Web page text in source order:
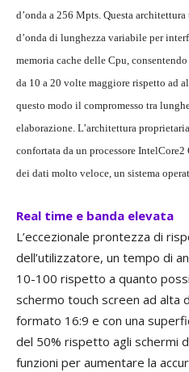
d’onda a 256 Mpts. Questa
d’onda di lunghezza variabile per
memoria cache delle Cpu,
da 10 a 20 volte maggiore rispetto ad
questo modo il compromesso tra
elaborazione. L’architettura
confortata da un processore
dei dati molto veloce, un sistema
Real time e banda elevata
L’eccezionale prontezza di
dell’utilizzatore, un tempo di
10-100 rispetto a quanto
schermo touch screen ad alta
formato 16:9 e con una
del 50% rispetto agli schermi
funzioni per aumentare la